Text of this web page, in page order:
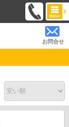
お問合せ